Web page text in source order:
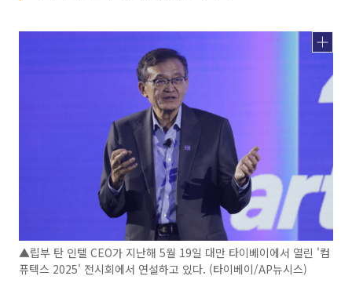
▲립부 탄 인텔 CEO가 지난해 5월 19일 대만 타이베이에서 열린 '컴
퓨텍스 2025' 전시회에서 연설하고 있다. (타이베이/AP뉴시스)